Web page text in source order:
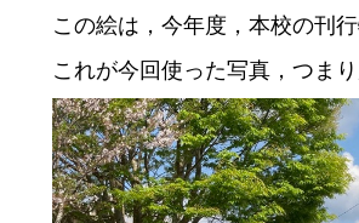
この絵は，今年度，本校の刊
これが今回使った写真，つま